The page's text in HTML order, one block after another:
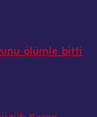
ölümle bitti